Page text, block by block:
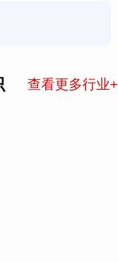
查看更多行业+